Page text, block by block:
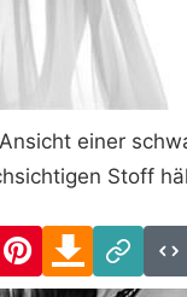
einer
Stoff
WhatsAppPinterestDownload
Link